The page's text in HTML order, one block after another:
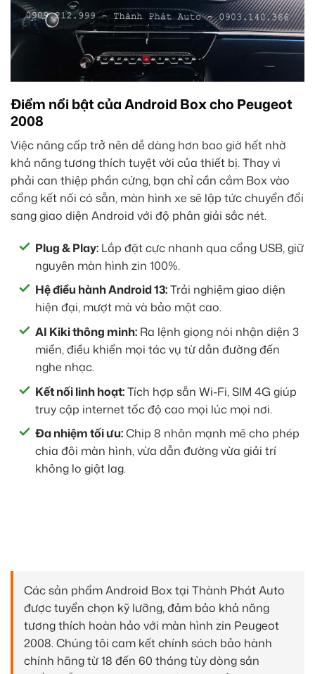
Điểm nổi bật của Android Box cho Peugeot
2008
Việc nâng cấp trở nên dễ dàng hơn bao giờ hết nhờ
khả năng tương thích tuyệt vời của thiết bị. Thay vì
phải can thiệp phần cứng, bạn chỉ cần cắm Box vào
cổng kết nối có sẵn, màn hình xe sẽ lập tức chuyển đổi
sang giao diện Android với độ phân giải sắc nét.
Plug & Play: Lắp đặt cực nhanh qua cổng USB, giữ
nguyên màn hình zin 100%.
Hệ điều hành Android 13:Trải nghiệm giao diện
hiện đại, mượt mà và bảo mật cao.
AI Kiki thông minh: Ra lệnh giọng nói nhận diện 3
miền, điều khiển mọi tác vụ từ dẫn đường đến
nghe nhạc.
Kết nối linh hoạt:Tích hợp sẵn Wi-Fi, SIM 4G giúp
truy cập internet tốc độ cao mọi lúc mọi nơi.
Đa nhiệm tối ưu:Chip 8 nhân mạnh mẽ cho phép
chia đôi màn hình, vừa dẫn đường vừa giải trí
không lo giật lag.
Các sản phẩm Android Box tại Thành Phát Auto
được tuyển chọn kỹ lưỡng, đảm bảo khả năng
tương thích hoàn hảo với màn hình zin Peugeot
2008. Chúng tôi cam kết chính sách bảo hành
chính hãng từ 18 đến 60 tháng tùy dòng sản